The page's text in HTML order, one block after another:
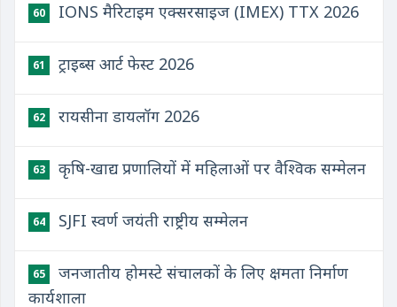
60 IONS मैरिटाइम एक्सरसाइज (IMEX) TTX 2026
61 ट्राइब्स आर्ट फेस्ट 2026
62 रायसीना डायलॉग 2026
63 कृषि-खाद्य प्रणालियों में महिलाओं पर वैश्विक सम्मेलन
64 SJFI स्वर्ण जयंती राष्ट्रीय सम्मेलन
65
जनजातीय होमस्टे संचालकों के लिए क्षमता निर्माण
कार्यशाला